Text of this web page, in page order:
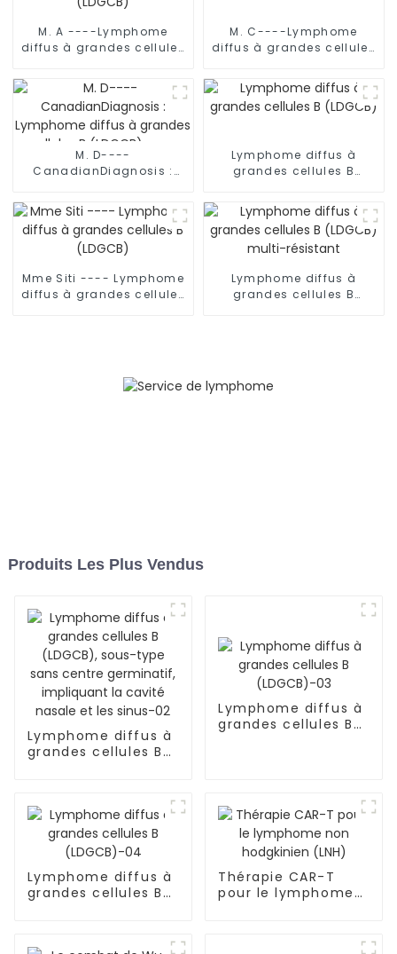
M. A ----Lymphome
diffus à grandes cellules
M. C----Lymphome
diffus à grandes cellules
M. D----
CanadianDiagnosis :
grandes cellules B
(LDGCB) avec mutation
du gène TP53
Lymphome diffus à
grandes cellules B
Mme Siti ---- Lymphome
diffus à grandes cellules
Lymphome diffus à
grandes cellules B
Produits Les Plus Vendus
Lymphome diffus à
grandes cellules B
impliquant la cavité
nasale et les sinus-
Lymphome diffus à
grandes cellules B
Lymphome diffus à
grandes cellules B
Thérapie CAR-T
pour le lymphome